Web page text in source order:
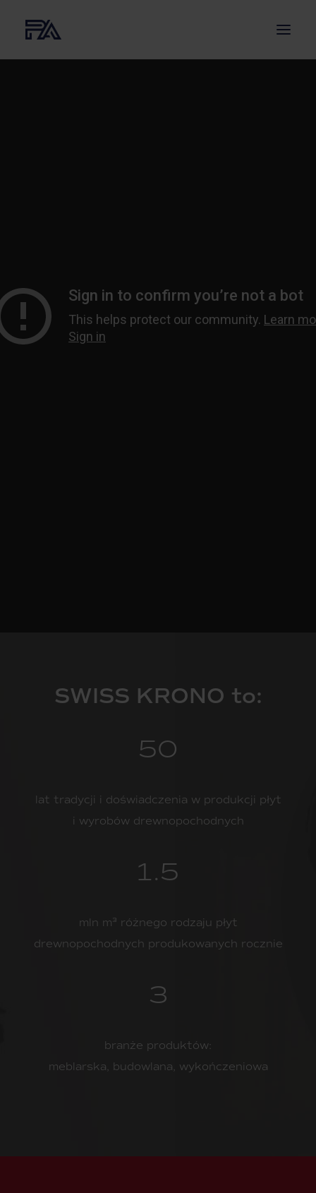
SWISS KRONO to:
50
lat tradycji i doświadczenia w produkcji płyt
i wyrobów drewnopochodnych
1.5
mln m³ różnego rodzaju płyt
drewnopochodnych produkowanych rocznie
3
branże produktów:
meblarska, budowlana, wykończeniowa